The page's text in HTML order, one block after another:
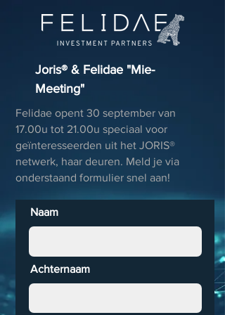
Joris® & Felidae "Mie-
Meeting"
Felidae opent 30 september van
17.00u tot 21.00u speciaal voor
geïnteresseerden uit het JORIS®
netwerk, haar deuren. Meld je via
onderstaand formulier snel aan!
Naam
Achternaam